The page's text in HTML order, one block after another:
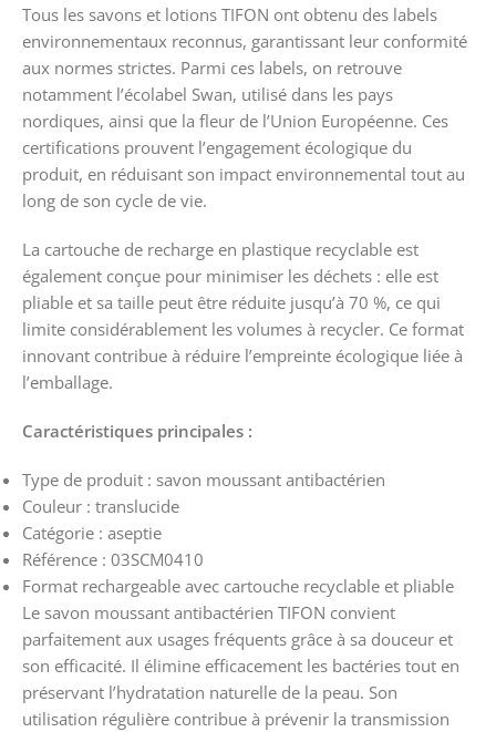
Tous les savons et lotions TIFON ont obtenu des labels
environnementaux reconnus, garantissant leur conformité
aux normes strictes. Parmi ces labels, on retrouve
notamment l’écolabel Swan, utilisé dans les pays
nordiques, ainsi que la fleur de l’Union Européenne. Ces
certifications prouvent l’engagement écologique du
produit, en réduisant son impact environnemental tout au
long de son cycle de vie.
La cartouche de recharge en plastique recyclable est
également conçue pour minimiser les déchets : elle est
pliable et sa taille peut être réduite jusqu’à 70 %, ce qui
limite considérablement les volumes à recycler. Ce format
innovant contribue à réduire l’empreinte écologique liée à
l’emballage.
Caractéristiques principales :
Type de produit : savon moussant antibactérien
Couleur : translucide
Catégorie : aseptie
Référence : 03SCM0410
Format rechargeable avec cartouche recyclable et pliable
Le savon moussant antibactérien TIFON convient
parfaitement aux usages fréquents grâce à sa douceur et
son efficacité. Il élimine efficacement les bactéries tout en
préservant l’hydratation naturelle de la peau. Son
utilisation régulière contribue à prévenir la transmission